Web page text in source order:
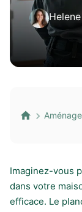
Helene
Imaginez-vous
dans votre
efficace. Le